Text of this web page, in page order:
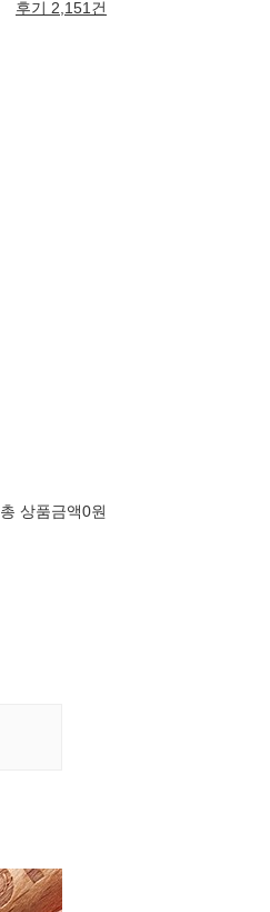
후기 2,151건
총 상품금액0원